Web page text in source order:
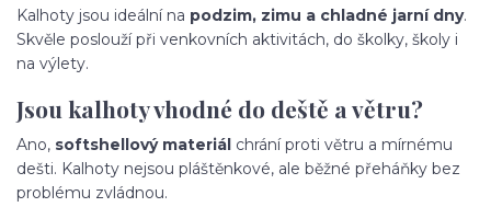
Kalhoty jsou ideální na podzim, zimu a chladné jarní dny.
Skvěle poslouží při venkovních aktivitách, do školky, školy i
na výlety.
Jsou kalhoty vhodné do deště a větru?
Ano, softshellový materiál chrání proti větru a mírnému
dešti. Kalhoty nejsou pláštěnkové, ale běžné přeháňky bez
problému zvládnou.